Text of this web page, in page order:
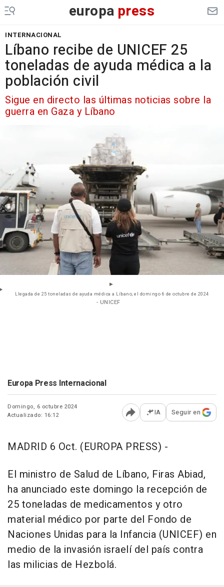
europa press
INTERNACIONAL
Líbano recibe de UNICEF 25
toneladas de ayuda médica a la
población civil
Sigue en directo las últimas noticias sobre la
guerra en Gaza y Líbano
Llegada de 25 toneladas de ayuda médica a Líbano, el domingo 6 de octubre de 2024
- UNICEF
Europa Press Internacional
Domingo, 6 octubre 2024
Actualizado: 16:12
Abrir opciones para
IA Seguir en
MADRID 6 Oct. (EUROPA PRESS) -
El ministro de Salud de Líbano, Firas Abiad,
ha anunciado este domingo la recepción de
25 toneladas de medicamentos y otro
material médico por parte del Fondo de
Naciones Unidas para la Infancia (UNICEF) en
medio de la invasión israelí del país contra
las milicias de Hezbolá.